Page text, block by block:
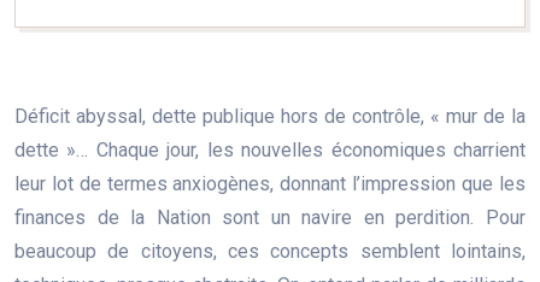
Déficit abyssal, dette publique hors de contrôle, « mur de la
dette »… Chaque jour, les nouvelles économiques charrient
leur lot de termes anxiogènes, donnant l’impression que les
finances de la Nation sont un navire en perdition. Pour
beaucoup de citoyens, ces concepts semblent lointains,